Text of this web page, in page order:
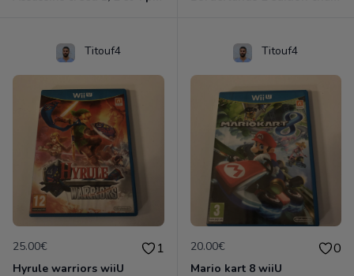
Titouf4
25.00€ 1
Hyrule warriors wiiU
Titouf4
20.00€ 0
Mario kart 8 wiiU